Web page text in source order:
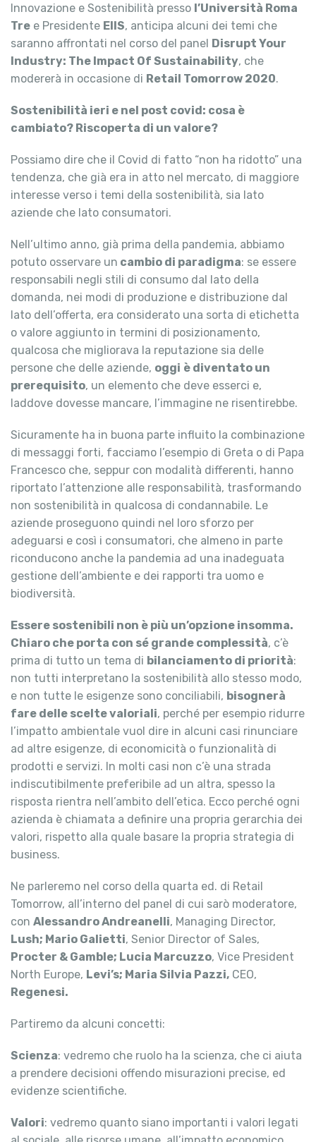
Innovazione e Sostenibilità presso l’Università Roma
Tre e Presidente EIIS, anticipa alcuni dei temi che
saranno affrontati nel corso del panel Disrupt Your
Industry: The Impact Of Sustainability, che
modererà in occasione di Retail Tomorrow 2020.
Sostenibilità ieri e nel post covid: cosa è
cambiato? Riscoperta di un valore?
Possiamo dire che il Covid di fatto “non ha ridotto” una
tendenza, che già era in atto nel mercato, di maggiore
interesse verso i temi della sostenibilità, sia lato
aziende che lato consumatori.
Nell’ultimo anno, già prima della pandemia, abbiamo
potuto osservare un cambio di paradigma: se essere
responsabili negli stili di consumo dal lato della
domanda, nei modi di produzione e distribuzione dal
lato dell’offerta, era considerato una sorta di etichetta
o valore aggiunto in termini di posizionamento,
qualcosa che migliorava la reputazione sia delle
persone che delle aziende, oggi è diventato un
prerequisito, un elemento che deve esserci e,
laddove dovesse mancare, l’immagine ne risentirebbe.
Sicuramente ha in buona parte influito la combinazione
di messaggi forti, facciamo l’esempio di Greta o di Papa
Francesco che, seppur con modalità differenti, hanno
riportato l’attenzione alle responsabilità, trasformando
non sostenibilità in qualcosa di condannabile. Le
aziende proseguono quindi nel loro sforzo per
adeguarsi e così i consumatori, che almeno in parte
riconducono anche la pandemia ad una inadeguata
gestione dell’ambiente e dei rapporti tra uomo e
biodiversità.
Essere sostenibili non è più un’opzione insomma.
Chiaro che porta con sé grande complessità, c’è
prima di tutto un tema di bilanciamento di priorità:
non tutti interpretano la sostenibilità allo stesso modo,
e non tutte le esigenze sono conciliabili, bisognerà
fare delle scelte valoriali, perché per esempio ridurre
l’impatto ambientale vuol dire in alcuni casi rinunciare
ad altre esigenze, di economicità o funzionalità di
prodotti e servizi. In molti casi non c’è una strada
indiscutibilmente preferibile ad un altra, spesso la
risposta rientra nell’ambito dell’etica. Ecco perché ogni
azienda è chiamata a definire una propria gerarchia dei
valori, rispetto alla quale basare la propria strategia di
business.
Ne parleremo nel corso della quarta ed. di Retail
Tomorrow, all’interno del panel di cui sarò moderatore,
con Alessandro Andreanelli, Managing Director,
Lush; Mario Galietti, Senior Director of Sales,
Procter & Gamble; Lucia Marcuzzo, Vice President
North Europe, Levi’s; Maria Silvia Pazzi, CEO,
Regenesi.
Partiremo da alcuni concetti:
Scienza: vedremo che ruolo ha la scienza, che ci aiuta
a prendere decisioni offendo misurazioni precise, ed
evidenze scientifiche.
Valori: vedremo quanto siano importanti i valori legati